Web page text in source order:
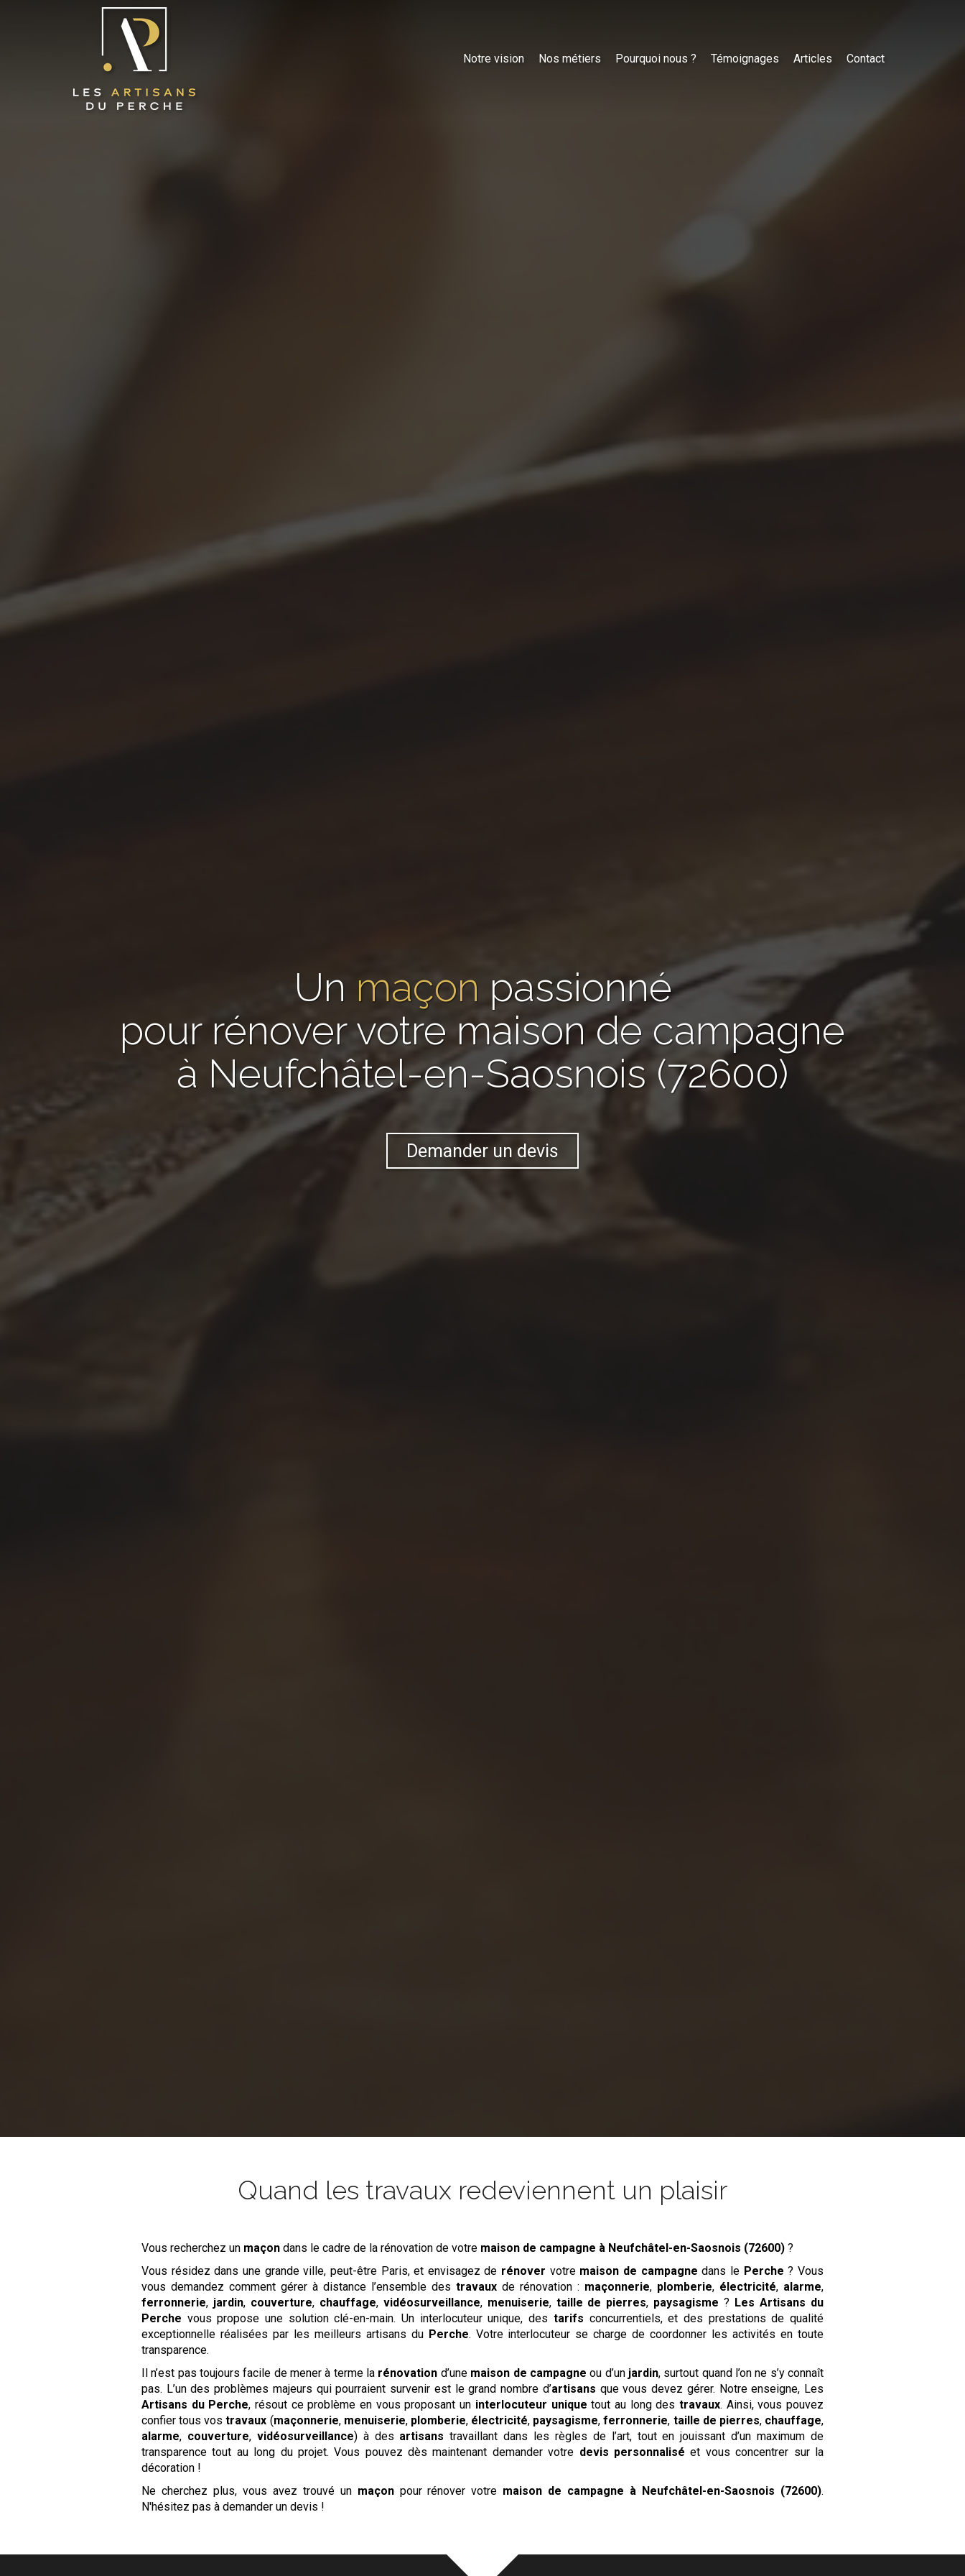
Notre vision Nos métiers Pourquoi nous ? Témoignages Articles Contact
Un maçon passionné
pour rénover votre maison de campagne
à Neufchâtel-en-Saosnois (72600)
Demander un devis
Quand les travaux redeviennent un plaisir
Vous recherchez un maçon dans le cadre de la rénovation de votre maison de campagne à Neufchâtel-en-Saosnois (72600) ?
Vous résidez dans une grande ville, peut-être Paris, et envisagez de rénover votre maison de campagne dans le Perche ? Vous
vous demandez comment gérer à distance l’ensemble des travaux de rénovation : maçonnerie, plomberie, électricité, alarme,
ferronnerie, jardin, couverture, chauffage, vidéosurveillance, menuiserie, taille de pierres, paysagisme ? Les Artisans du
Perche vous propose une solution clé-en-main. Un interlocuteur unique, des tarifs concurrentiels, et des prestations de qualité
exceptionnelle réalisées par les meilleurs artisans du Perche. Votre interlocuteur se charge de coordonner les activités en toute
transparence.
Il n’est pas toujours facile de mener à terme la rénovation d’une maison de campagne ou d’un jardin, surtout quand l’on ne s’y connaît
pas. L’un des problèmes majeurs qui pourraient survenir est le grand nombre d’artisans que vous devez gérer. Notre enseigne, Les
Artisans du Perche, résout ce problème en vous proposant un interlocuteur unique tout au long des travaux. Ainsi, vous pouvez
confier tous vostravaux (maçonnerie, menuiserie, plomberie, électricité, paysagisme,ferronnerie, taille de pierres, chauffage,
alarme, couverture, vidéosurveillance) à des artisans travaillant dans les règles de l’art, tout en jouissant d’un maximum de
transparence tout au long du projet. Vous pouvez dès maintenant demander votre devis personnalisé et vous concentrer sur la
décoration !
Ne cherchez plus, vous avez trouvé un maçon pour rénover votre maison de campagne à Neufchâtel-en-Saosnois (72600).
N'hésitez pas à demander un devis !